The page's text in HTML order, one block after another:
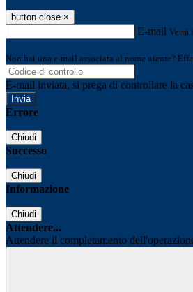
button close ×
E-mail Verrà
Non hai una e-mail associata al nome utente?
E-mail inviata, si prega di controllare la
Errore
Chiudi
Successo
Chiudi
Informazione
Chiudi
Attendere...
Attendere il completamento